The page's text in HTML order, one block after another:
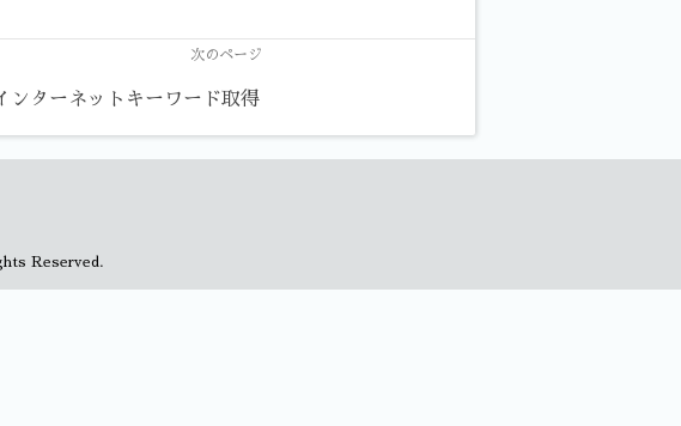
次のページ
ンターネットキーワード取得
Reserved.